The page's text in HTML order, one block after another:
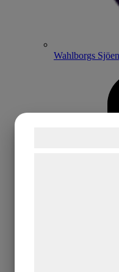
Wahlborgs